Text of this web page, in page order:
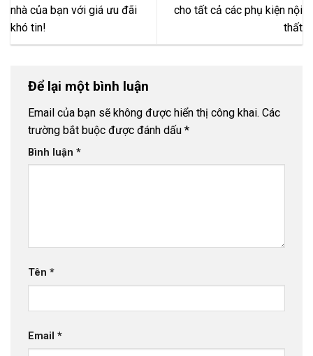
nhà của bạn với giá ưu đãi
khó tin!
cho tất cả các phụ kiện nội
thất
Để lại một bình luận
Email của bạn sẽ không được hiển thị công khai. Các
trường bắt buộc được đánh dấu *
Bình luận *
Tên *
Email *